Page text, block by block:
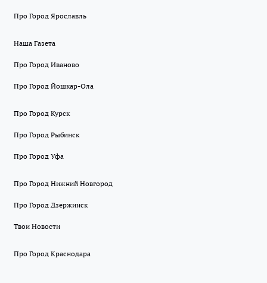
Про Город Ярославль
Наша Газета
Про Город Иваново
Про Город Йошкар-Ола
Про Город Курск
Про Город Рыбинск
Про Город Уфа
Про Город Нижний Новгород
Про Город Дзержинск
Твои Новости
Про Город Краснодара